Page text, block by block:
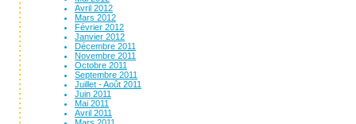
Avril 2012
Mars 2012
Février 2012
Janvier 2012
Décembre 2011
Novembre 2011
Octobre 2011
Septembre 2011
Juillet - Août 2011
Juin 2011
Mai 2011
Avril 2011